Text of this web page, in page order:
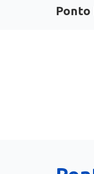
Ponto